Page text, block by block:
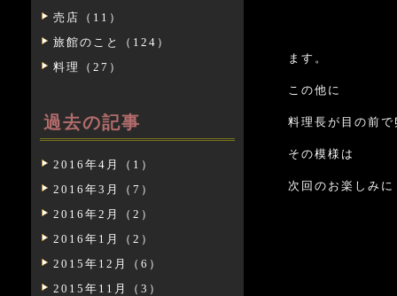
売店（11）
旅館のこと（124）
料理（27）
過去の記事
2016年4月（1）
2016年3月（7）
2016年2月（2）
2016年1月（2）
2015年12月（6）
2015年11月（3）
ます。
この他に
料理長が目の前
その模様は
次回のお楽しみ